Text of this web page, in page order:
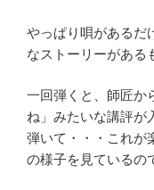
やっぱり唄があるだ
なストーリーがある
一回弾くと、師匠か
ね」みたいな講評が
弾いて・・・これが
の様子を見ているの